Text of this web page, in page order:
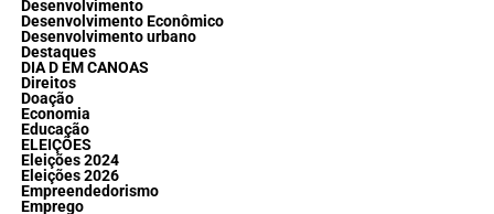
Desenvolvimento
Desenvolvimento Econômico
Desenvolvimento urbano
Destaques
DIA D EM CANOAS
Direitos
Doação
Economia
Educação
ELEIÇÕES
Eleições 2024
Eleições 2026
Empreendedorismo
Emprego